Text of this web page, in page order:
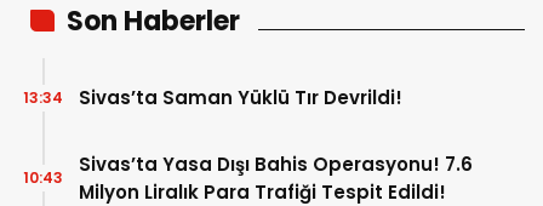
Son Haberler
Sivas’ta Saman Yüklü Tır Devrildi!
13:34
Sivas’ta Yasa Dışı Bahis Operasyonu! 7.6
Milyon Liralık Para Trafiği Tespit Edildi!
10:43